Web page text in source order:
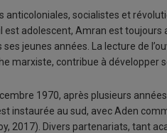
anticoloniales, socialistes et
est adolescent, Amran est
ses jeunes années. La lecture de
marxiste, contribue à développer
1970, après plusieurs
instaurée au sud, avec Aden
2017). Divers partenariats, tant